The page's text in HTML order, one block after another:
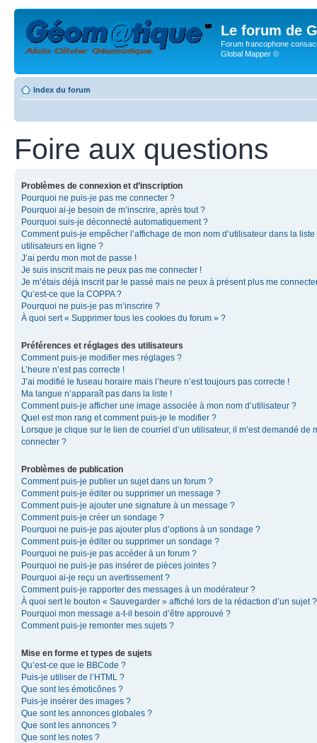
Le forum de
Forum francophone
Global Mapper ©
Index du forum
Foire aux questions
Problèmes de connexion et d’inscription
Pourquoi ne puis-je pas me connecter ?
Pourquoi ai-je besoin de m’inscrire, après tout ?
Pourquoi suis-je déconnecté automatiquement ?
Comment puis-je empêcher l’affichage de mon nom d’utilisateur dans la liste
utilisateurs en ligne ?
J’ai perdu mon mot de passe !
Je suis inscrit mais ne peux pas me connecter !
Je m’étais déjà inscrit par le passé mais ne peux à présent plus me
Qu’est-ce que la COPPA ?
Pourquoi ne puis-je pas m’inscrire ?
À quoi sert « Supprimer tous les cookies du forum » ?
Préférences et réglages des utilisateurs
Comment puis-je modifier mes réglages ?
L’heure n’est pas correcte !
J’ai modifié le fuseau horaire mais l’heure n’est toujours pas correcte !
Ma langue n’apparaît pas dans la liste !
Comment puis-je afficher une image associée à mon nom d’utilisateur ?
Quel est mon rang et comment puis-je le modifier ?
Lorsque je clique sur le lien de courriel d’un utilisateur, il m’est demandé de
connecter ?
Problèmes de publication
Comment puis-je publier un sujet dans un forum ?
Comment puis-je éditer ou supprimer un message ?
Comment puis-je ajouter une signature à un message ?
Comment puis-je créer un sondage ?
Pourquoi ne puis-je pas ajouter plus d’options à un sondage ?
Comment puis-je éditer ou supprimer un sondage ?
Pourquoi ne puis-je pas accéder à un forum ?
Pourquoi ne puis-je pas insérer de pièces jointes ?
Pourquoi ai-je reçu un avertissement ?
Comment puis-je rapporter des messages à un modérateur ?
À quoi sert le bouton « Sauvegarder » affiché lors de la rédaction d’un sujet ?
Pourquoi mon message a-t-il besoin d’être approuvé ?
Comment puis-je remonter mes sujets ?
Mise en forme et types de sujets
Qu’est-ce que le BBCode ?
Puis-je utiliser de l’HTML ?
Que sont les émoticônes ?
Puis-je insérer des images ?
Que sont les annonces globales ?
Que sont les annonces ?
Que sont les notes ?